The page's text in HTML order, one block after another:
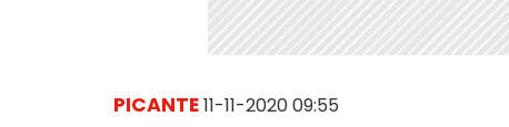
PICANTE11-11-2020 09:55